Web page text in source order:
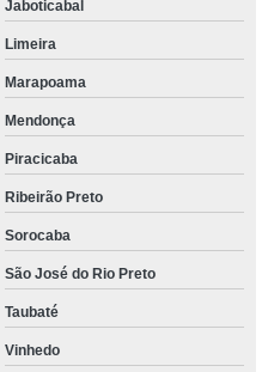
Jaboticabal
Limeira
Marapoama
Mendonça
Piracicaba
Ribeirão Preto
Sorocaba
São José do Rio Preto
Taubaté
Vinhedo